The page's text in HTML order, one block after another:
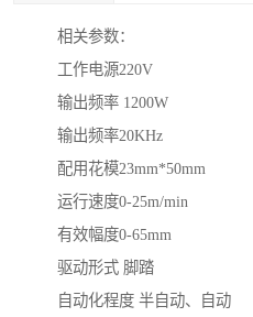
相关参数：
工作电源220V
输出频率 1200W
输出频率20KHz
配用花模23mm*50mm
运行速度0-25m/min
有效幅度0-65mm
驱动形式 脚踏
自动化程度 半自动、自动